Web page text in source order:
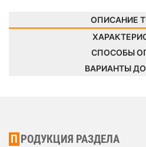
ОПИСАНИЕ
СПОСОБЫ
ВАРИАНТЫ
ПРОДУКЦИЯ РАЗДЕЛА